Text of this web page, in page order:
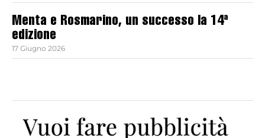
Menta e Rosmarino, un successo la 14ª
edizione
17 Giugno 2026